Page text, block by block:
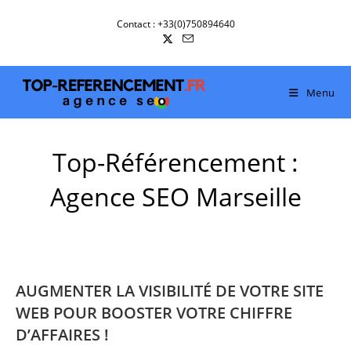
Contact : +33(0)750894640
Menu
Top-Référencement :
Agence SEO Marseille
AUGMENTER LA VISIBILITÉ DE VOTRE SITE
WEB POUR BOOSTER VOTRE CHIFFRE
D’AFFAIRES !